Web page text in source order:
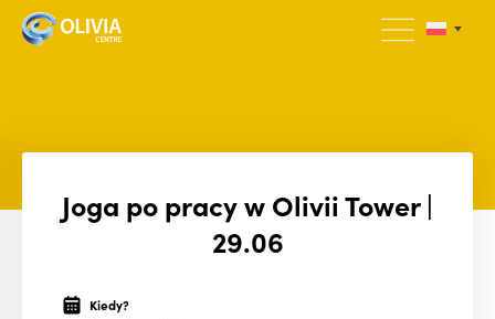
Joga po pracy w Olivii Tower |
29.06
Kiedy?